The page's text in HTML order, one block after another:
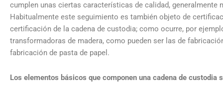
cumplen unas ciertas características de calidad, generalmente
Habitualmente este seguimiento es también objeto de
certificación de la cadena de custodia; como ocurre, por
transformadoras de madera, como pueden ser las de
fabricación de pasta de papel.
Los elementos básicos que componen una cadena de custodia